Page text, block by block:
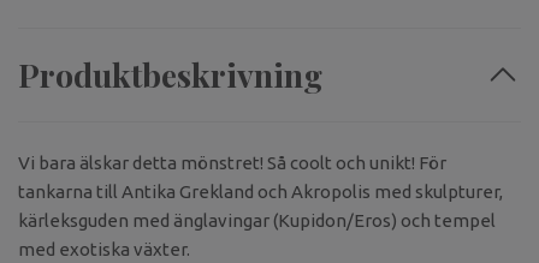
Produktbeskrivning
Vi bara älskar detta mönstret! Så coolt och unikt! För
tankarna till Antika Grekland och Akropolis med skulpturer,
kärleksguden med änglavingar (Kupidon/Eros) och tempel
med exotiska växter.